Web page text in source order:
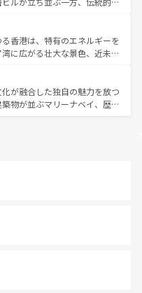
ベトナムコーヒーなどは、ぜ
域を訪れてもあたたかい人々
、きっと忘れられない旅にな
ではチェンマイなどの山岳地
はプーケットやクラビの美し
しむことができる。タイ料理
、どの季節にも異なる楽しみ
タイの人々、仏教を中心とし
源が、訪れる旅人を魅了し続
香港は、特有のエネルギーを
に広がる壮大な景色、近未来
はず。観光スポットが密集し
回れるのも魅力。息をのむよ
で、香港を存分に楽しみ尽く
が融合した独自の魅力を放つ
物が並ぶマリーナベイ、歴史
を楽しめる外せないスポット